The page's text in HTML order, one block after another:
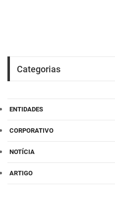
Categorias
ENTIDADES
CORPORATIVO
NOTÍCIA
ARTIGO